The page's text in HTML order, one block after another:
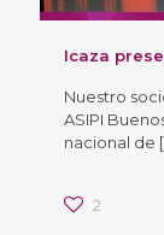
Icaza
Nuestro
ASIPI
nacional de
2